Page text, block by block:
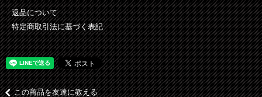
返品について
特定商取引法に基づく表記
この商品を友達に教える